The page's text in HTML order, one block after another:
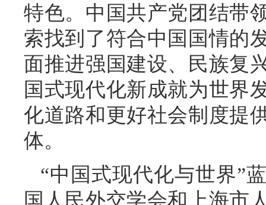
特色。中国共产党团结带
索找到了符合中国国情的
面推进强国建设、民族复
国式现代化新成就为世界
化道路和更好社会制度提
体。
“中国式现代化与世界”
国人民外交学会和上海市